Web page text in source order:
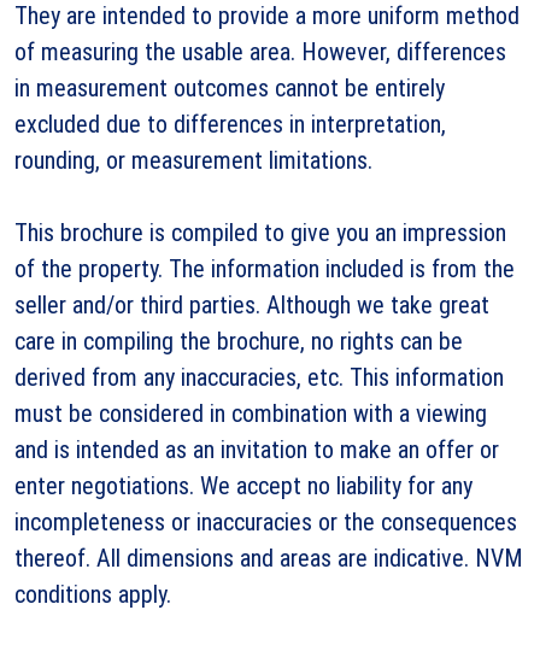
They are intended to provide a more uniform method
of measuring the usable area. However, differences
in measurement outcomes cannot be entirely
excluded due to differences in interpretation,
rounding, or measurement limitations.
This brochure is compiled to give you an impression
of the property. The information included is from the
seller and/or third parties. Although we take great
care in compiling the brochure, no rights can be
derived from any inaccuracies, etc. This information
must be considered in combination with a viewing
and is intended as an invitation to make an offer or
enter negotiations. We accept no liability for any
incompleteness or inaccuracies or the consequences
thereof. All dimensions and areas are indicative. NVM
conditions apply.